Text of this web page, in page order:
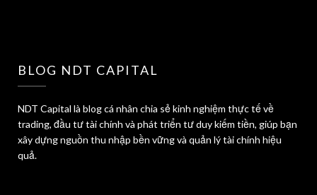
BLOG NDT CAPITAL
NDT Capital là blog cá nhân chia sẻ kinh nghiệm thực tế về
trading, đầu tư tài chính và phát triển tư duy kiếm tiền, giúp bạn
xây dựng nguồn thu nhập bền vững và quản lý tài chính hiệu
quả.